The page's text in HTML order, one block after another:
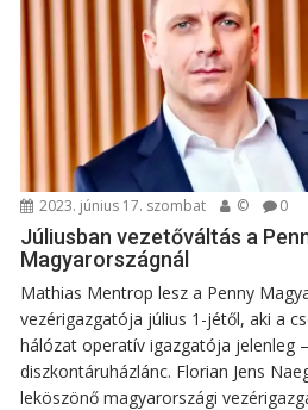
2023. június 17. szombat © 0
Júliusban vezetőváltás a
Magyarországnál
Mathias Mentrop lesz a Penny
vezérigazgatója július 1-jétől, aki a
hálózat operatív igazgatója jelenleg
diszkontáruházlánc. Florian Jens
leköszönő magyarországi